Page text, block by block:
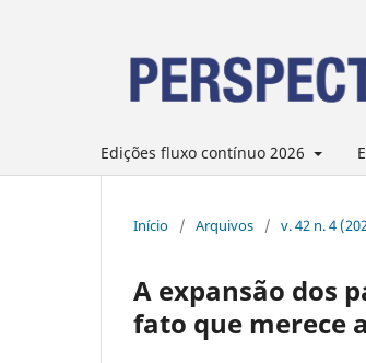
Edições fluxo contínuo 2026
Início / Arquivos / v. 42 n. 4
A expansão dos
fato que merece